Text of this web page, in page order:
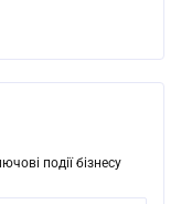
події бізнесу